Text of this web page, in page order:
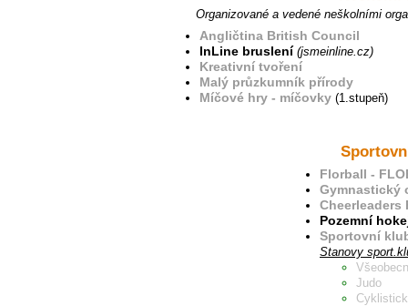
Organizované a vedené neškolními
Angličtina British Council
InLine bruslení (jsmeinline.cz)
Kreativní tvoření
Malý průzkumník přírody
Míčové hry - míčovky (1.stupeň)
Florball -
Gymnastický
Cheerleaders
Pozemní
Sportovní
Stanovy
Judo